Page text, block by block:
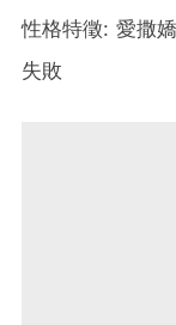
性格特徵: 愛撒
失敗